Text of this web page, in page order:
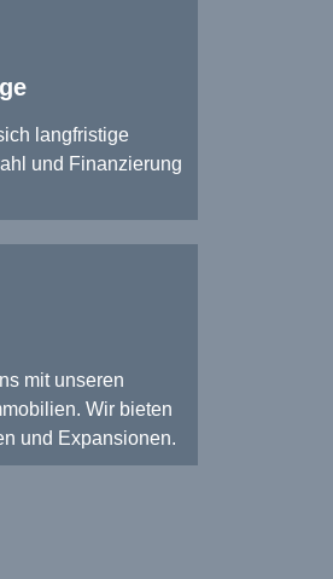
langfristige
und Finanzierung
mit unseren
Wir bieten
und Expansionen.